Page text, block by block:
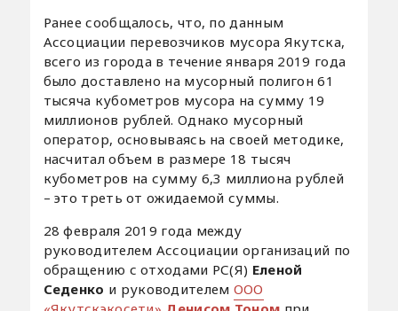
Ранее сообщалось, что, по данным
Ассоциации перевозчиков мусора Якутска,
всего из города в течение января 2019 года
было доставлено на мусорный полигон 61
тысяча кубометров мусора на сумму 19
миллионов рублей. Однако мусорный
оператор, основываясь на своей методике,
насчитал объем в размере 18 тысяч
кубометров на сумму 6,3 миллиона рублей
– это треть от ожидаемой суммы.
28 февраля 2019 года между
руководителем Ассоциации организаций по
обращению с отходами РС(Я) Еленой
Седенко и руководителем ООО